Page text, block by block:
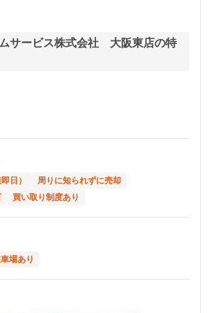
サービス株式会社 大阪東店の特
日）
周りに知られずに売却
買い取り制度あり
場あり